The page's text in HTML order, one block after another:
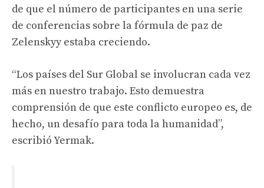
de que el número de participantes en una serie
de conferencias sobre la fórmula de paz de
Zelenskyy estaba creciendo.
“Los países del Sur Global se involucran cada vez
más en nuestro trabajo. Esto demuestra
comprensión de que este conflicto europeo es, de
hecho, un desafío para toda la humanidad”,
escribió Yermak.